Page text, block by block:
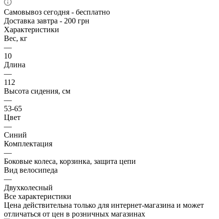
Самовывоз сегодня - бесплатно
Доставка завтра - 200 грн
Характеристики
Вес, кг
—
10
Длина
—
112
Высота сидения, см
—
53-65
Цвет
—
Синий
Комплектация
—
Боковые колеса, корзинка, защита цепи
Вид велосипеда
—
Двухколесный
Все характеристики
Цена действительна только для интернет-магазина и может
отличаться от цен в розничных магазинах